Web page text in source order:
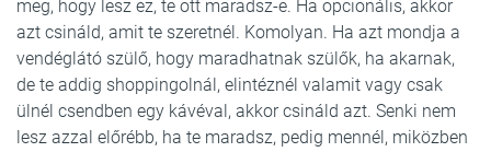
meg, hogy lesz ez, te ott maradsz-e. Ha opcionális, akkor
azt csináld, amit te szeretnél. Komolyan. Ha azt mondja a
vendéglátó szülő, hogy maradhatnak szülők, ha akarnak,
de te addig shoppingolnál, elintéznél valamit vagy csak
ülnél csendben egy kávéval, akkor csináld azt. Senki nem
lesz azzal előrébb, ha te maradsz, pedig mennél, miközben